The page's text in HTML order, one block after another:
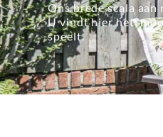
Ons brede scala
U vindt hier het
speelt.